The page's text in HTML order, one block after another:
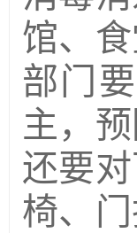
馆、
部门
主，
还要
椅、